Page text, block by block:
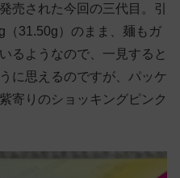
された今回の三代目。引
（31.50g）のまま、麺もガ
るようなので、一見すると
に思えるのですが、パッケ
寄りのショッキングピンク